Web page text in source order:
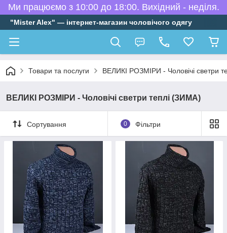
Ми працюємо з 10:00 до 18:00. Вихідний - неділя.
"Mister Alex" — інтернет-магазин чоловічого одягу
Товари та послуги ВЕЛИКІ РОЗМІРИ - Чоловічі светри
ВЕЛИКІ РОЗМІРИ - Чоловічі светри теплі (ЗИМА)
Сортування 0 Фільтри